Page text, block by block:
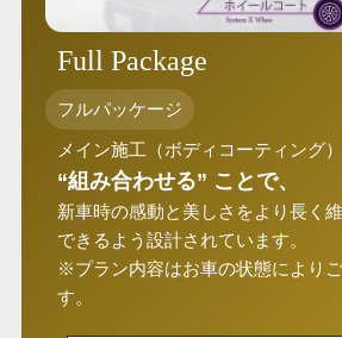
Full Package
フルパッケージ
メイン施工（ボディコーティング
“組み合わせる” ことで、
新車時の感動と美しさをより長く
できるよう設計されています。
※プラン内容はお車の状態により
す。